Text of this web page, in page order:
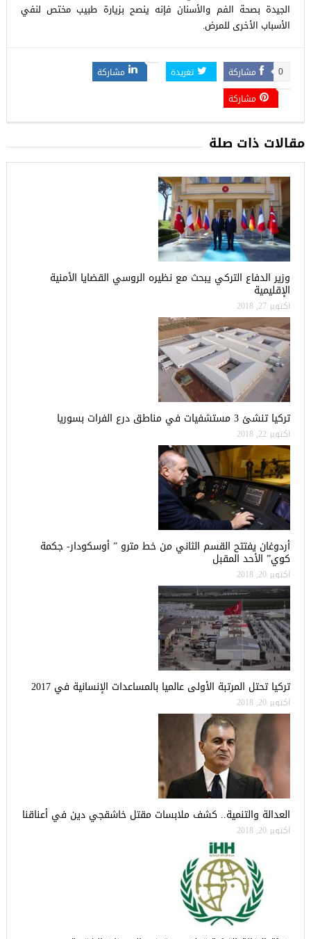
الجيدة بصحة الفم والأسنان فإنه ينصح بزيارة طبيب مختص لنفي
الأسباب الأخرى للمرض.
مشاركة 0 تغريدة
مشاركة
مشاركة
مقالات ذات صلة
وزير الدفاع التركي يبحث مع نظيره الروسي القضايا الأمنية
الإقليمية
أكتوبر 27, 2018
تركيا تنشئ 3 مستشفيات في مناطق درع الفرات بسوريا
أكتوبر 22, 2018
أردوغان يفتتح القسم الثاني من خط مترو ” أوسكودار- جكمة
كوي” الأحد المقبل
أكتوبر 20, 2018
تركيا تحتل المرتبة الأولى عالميا بالمساعدات الإنسانية في 2017
أكتوبر 20, 2018
العدالة والتنمية.. كشف ملابسات مقتل خاشقجي دين في أعناقنا
أكتوبر 20, 2018